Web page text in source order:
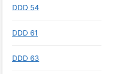
DDD 54
DDD 61
DDD 63